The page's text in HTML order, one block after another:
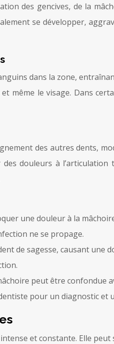
des gencives, de la
se développer,
dans la zone,
même le visage. Dans
des autres dents,
douleurs à l’articulation
une douleur à la
ne se propage.
de sagesse, causant
peut être confondue
pour un diagnostic et
et constante. Elle